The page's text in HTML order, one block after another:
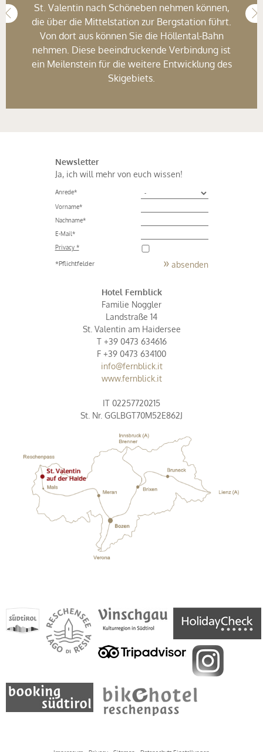
St. Valentin nach Schöneben nehmen können,
die über die Mittelstation zur Bergstation führt.
Von dort aus können Sie die Höllental-Bahn
nehmen. Diese beeindruckende Verbindung ist
ein Meilenstein für die weitere Entwicklung des
Skigebiets.
Newsletter
Ja, ich will mehr von euch wissen!
Anrede*
Vorname*
Nachname*
E-Mail*
Privacy *
absenden
*Pflichtfelder
Hotel Fernblick
Familie Noggler
Landstraße 14
St. Valentin am Haidersee
T +39 0473 634616
F +39 0473 634100
info@fernblick.it
www.fernblick.it
IT 02257720215
St. Nr. GGLBGT70M52E862J